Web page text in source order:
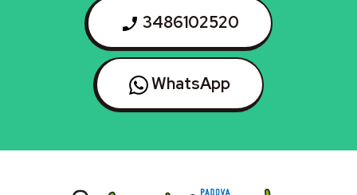
3486102520
WhatsApp